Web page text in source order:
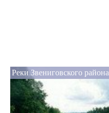
Реки Звениговского района